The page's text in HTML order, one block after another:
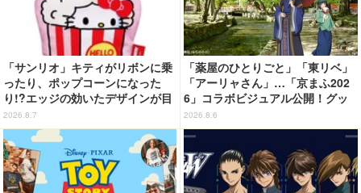
「サンリオ」キティがリボンに乗
ったり、ポップコーンになった
り!?エッジの効いたデザインが目
を引く♪ トートバッグやポーチが
登場
2026.8.7
「薬屋のひとりごと」「東リベ」
「アーリャさん」…「京まふ202
6」コラボビジュアル公開！グッ
ズなどの最新情報も
2026.8.6